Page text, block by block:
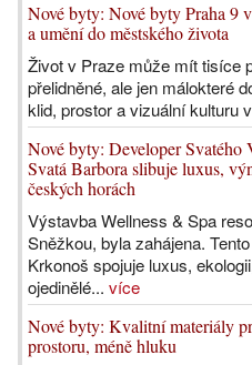
Nové byty: Nové byty Praha 9
a umění do městského života
Život v Praze může mít tisíce
přelidněné, ale jen málokteré
klid, prostor a vizuální kulturu
Nové byty: Developer Svatého
Svatá Barbora slibuje luxus,
českých horách
Výstavba Wellness & Spa
Sněžkou, byla zahájena.
Krkonoš spojuje luxus,
ojedinělé... více
Nové byty: Kvalitní materiály
prostoru, méně hluku